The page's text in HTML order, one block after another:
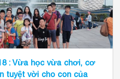
: Vừa học vừa chơi, cơ
tuyệt vời cho con của